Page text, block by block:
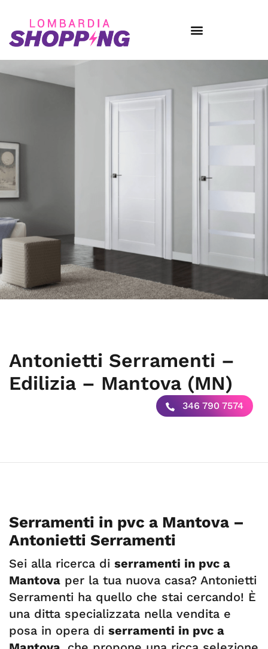
Antonietti Serramenti –
Edilizia – Mantova (MN)
346 790 7574
Serramenti in pvc a Mantova –
Antonietti Serramenti
Sei alla ricerca di serramenti in pvc a
Mantova per la tua nuova casa? Antonietti
Serramenti ha quello che stai cercando! È
una ditta specializzata nella vendita e
posa in opera di serramenti in pvc a